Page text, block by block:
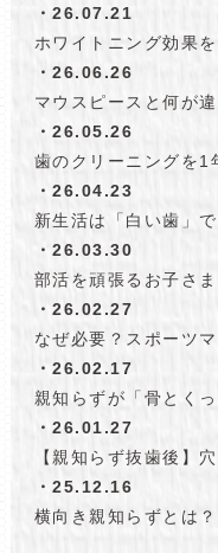
・26.07.21
ホワイトニング効果
・26.06.26
マウスピースと何が
・26.05.26
歯のクリーニングを1
・26.04.23
新生活は「白い歯」
・26.03.30
部活を頑張るお子さ
・26.02.27
なぜ必要？スポーツ
・26.02.17
親知らずが「骨とく
・26.01.27
【親知らず抜歯後】
・25.12.16
横向き親知らずとは